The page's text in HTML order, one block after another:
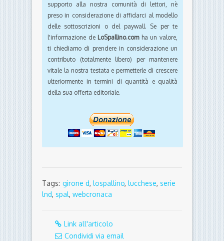
supporto alla nostra comunità di lettori, nè
preso in considerazione di affidarci al modello
delle sottoscrizioni o del paywall. Se per te
l'informazione de LoSpallino.comha un valore,
ti chiediamo di prendere in considerazione un
contributo (totalmente libero) per mantenere
vitale la nostra testata e permetterle di crescere
ulteriormente in termini di quantità e qualità
della sua offerta editoriale.
Tags: girone d, lospallino, lucchese, serie
lnd, spal, webcronaca
Link all'articolo
Condividi via email